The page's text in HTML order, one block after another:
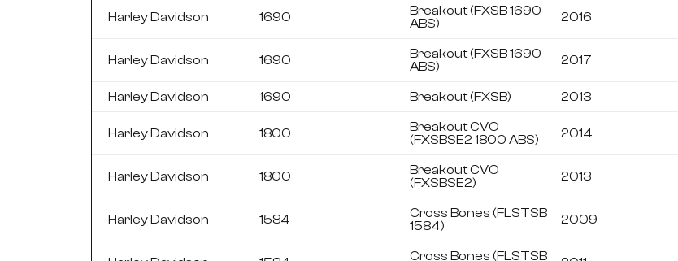
Harley Davidson 1690
Breakout (FXSB 1690
ABS)
2016
Harley Davidson 1690
Breakout (FXSB 1690
ABS)
2017
Harley Davidson 1690 Breakout (FXSB) 2013
Harley Davidson 1800
Breakout CVO
(FXSBSE2 1800 ABS)
2014
Harley Davidson 1800
Breakout CVO
(FXSBSE2)
2013
Harley Davidson 1584
Cross Bones (FLSTSB
1584)
2009
Cross Bones (FLSTSB